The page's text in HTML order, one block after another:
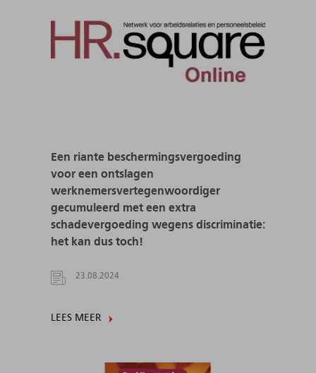
Een riante beschermingsvergoeding
voor een ontslagen
werknemersvertegenwoordiger
gecumuleerd met een extra
schadevergoeding wegens discriminatie:
het kan dus toch!
23.08.2024
LEES MEER